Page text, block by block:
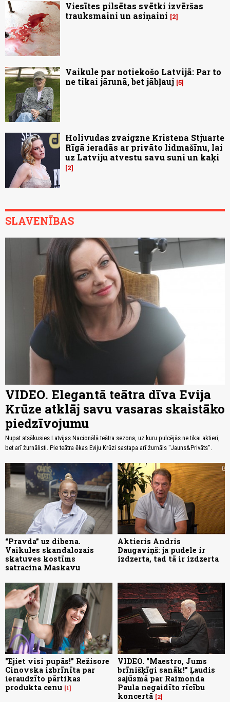
Viesītes pilsētas svētki izvēršas
trauksmaini un asiņaini
2
Vaikule par notiekošo Latvijā: Par to
ne tikai jārunā, bet jābļauj 5
Holivudas zvaigzne Kristena Stjuarte
Rīgā ieradās ar privāto lidmašīnu, lai
uz Latviju atvestu savu suni un kaķi
2
SLAVENĪBAS
VIDEO. Elegantā teātra dīva Evija
Krūze atklāj savu vasaras skaistāko
piedzīvojumu
Nupat atsākusies Latvijas Nacionālā teātra sezona, uz kuru pulcējās ne tikai aktieri,
bet arī žurnālisti. Pie teātra ēkas Eviju Krūzi sastapa arī žurnāls "Jauns&Privāts".
“Pravda” uz dibena.
Vaikules skandalozais
skatuves kostīms
satracina Maskavu
Aktieris Andris
Daugaviņš: ja pudele ir
izdzerta, tad tā ir izdzerta
"Ejiet visi pupās!" Režisore
Cinovska izbrīnīta par
ieraudzīto pārtikas
produkta cenu 1
VIDEO. "Maestro, Jums
brīnišķīgi sanāk!" Ļaudis
sajūsmā par Raimonda
Paula negaidīto rīcību
koncertā 2